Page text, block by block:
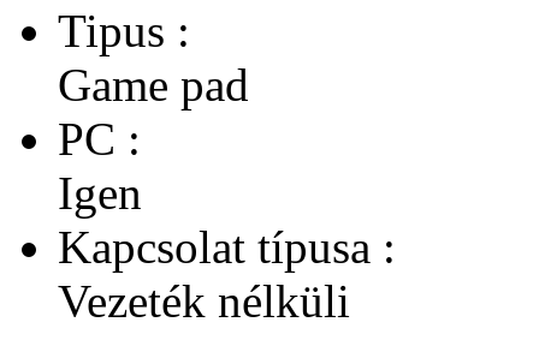
Tipus :
Game pad
PC :
Igen
Kapcsolat típusa :
Vezeték nélküli